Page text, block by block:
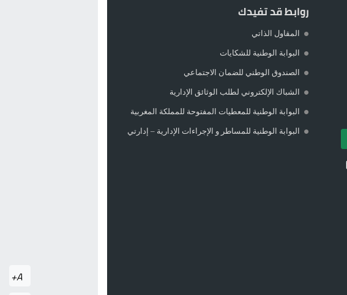
روابط قد تفيدك
المقاول الذاتي
البوابة الوطنية للشكايات
الصندوق الوطني للضمان الاجتماعي
الشباك الإلكتروني لطلب الوثائق الإدارية
البوابة الوطنية للمعطيات المفتوحة للمملكة المغربية
البوابة الوطنية للمساطر و الإجراءات الإدارية – إدارتي
A+